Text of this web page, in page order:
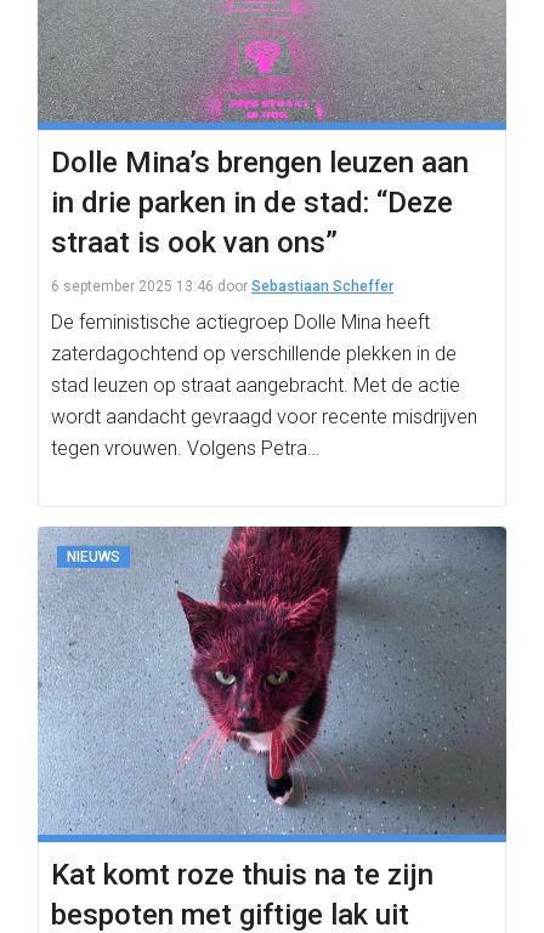
Dolle Mina’s brengen leuzen aan
in drie parken in de stad: “Deze
straat is ook van ons”
6 september 2025 13:46 door Sebastiaan Scheffer
De feministische actiegroep Dolle Mina heeft
zaterdagochtend op verschillende plekken in de
stad leuzen op straat aangebracht. Met de actie
wordt aandacht gevraagd voor recente misdrijven
tegen vrouwen. Volgens Petra…
NIEUWS
Kat komt roze thuis na te zijn
bespoten met giftige lak uit